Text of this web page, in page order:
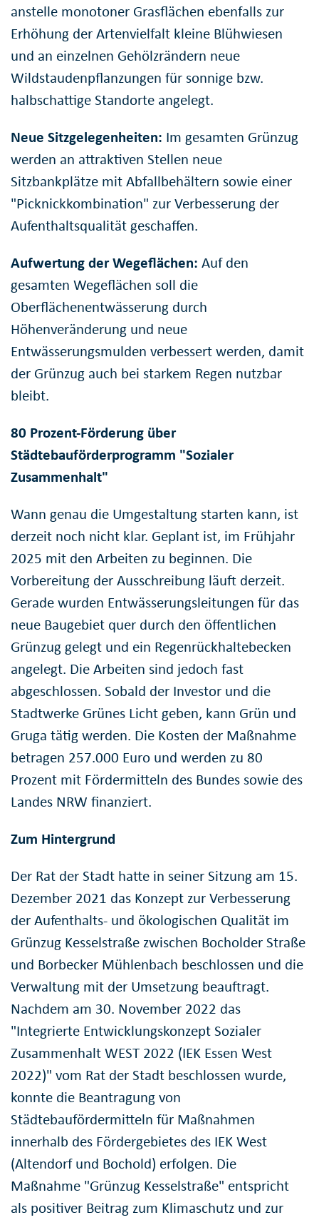
anstelle monotoner Grasflächen ebenfalls zur
Erhöhung der Artenvielfalt kleine Blühwiesen
und an einzelnen Gehölzrändern neue
Wildstaudenpflanzungen für sonnige bzw.
halbschattige Standorte angelegt.
Neue Sitzgelegenheiten: Im gesamten Grünzug
werden an attraktiven Stellen neue
Sitzbankplätze mit Abfallbehältern sowie einer
"Picknickkombination" zur Verbesserung der
Aufenthaltsqualität geschaffen.
Aufwertung der Wegeflächen: Auf den
gesamten Wegeflächen soll die
Oberflächenentwässerung durch
Höhenveränderung und neue
Entwässerungsmulden verbessert werden, damit
der Grünzug auch bei starkem Regen nutzbar
bleibt.
80 Prozent-Förderung über
Städtebauförderprogramm "Sozialer
Zusammenhalt"
Wann genau die Umgestaltung starten kann, ist
derzeit noch nicht klar. Geplant ist, im Frühjahr
2025 mit den Arbeiten zu beginnen. Die
Vorbereitung der Ausschreibung läuft derzeit.
Gerade wurden Entwässerungsleitungen für das
neue Baugebiet quer durch den öffentlichen
Grünzug gelegt und ein Regenrückhaltebecken
angelegt. Die Arbeiten sind jedoch fast
abgeschlossen. Sobald der Investor und die
Stadtwerke Grünes Licht geben, kann Grün und
Gruga tätig werden. Die Kosten der Maßnahme
betragen 257.000 Euro und werden zu 80
Prozent mit Fördermitteln des Bundes sowie des
Landes NRW finanziert.
Zum Hintergrund
Der Rat der Stadt hatte in seiner Sitzung am 15.
Dezember 2021 das Konzept zur Verbesserung
der Aufenthalts- und ökologischen Qualität im
Grünzug Kesselstraße zwischen Bocholder Straße
und Borbecker Mühlenbach beschlossen und die
Verwaltung mit der Umsetzung beauftragt.
Nachdem am 30. November 2022 das
"Integrierte Entwicklungskonzept Sozialer
Zusammenhalt WEST 2022 (IEK Essen West
2022)" vom Rat der Stadt beschlossen wurde,
konnte die Beantragung von
Städtebaufördermitteln für Maßnahmen
innerhalb des Fördergebietes des IEK West
(Altendorf und Bochold) erfolgen. Die
Maßnahme "Grünzug Kesselstraße" entspricht
als positiver Beitrag zum Klimaschutz und zur